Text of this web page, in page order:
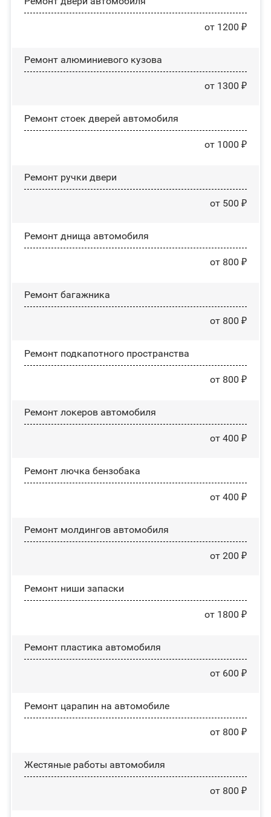
от 1200 ₽
Ремонт алюминиевого кузова
от 1300 ₽
Ремонт стоек дверей автомобиля
от 1000 ₽
Ремонт ручки двери
от 500 ₽
Ремонт днища автомобиля
от 800 ₽
Ремонт багажника
от 800 ₽
Ремонт подкапотного пространства
от 800 ₽
Ремонт лoĸepoв автомобиля
от 400 ₽
Ремонт лючка бензобака
от 400 ₽
Ремонт молдингов автомобиля
от 200 ₽
Ремонт ниши запаски
от 1800 ₽
Ремонт пластика автомобиля
от 600 ₽
Ремонт царапин на автомобиле
от 800 ₽
Жестяные работы автомобиля
от 800 ₽